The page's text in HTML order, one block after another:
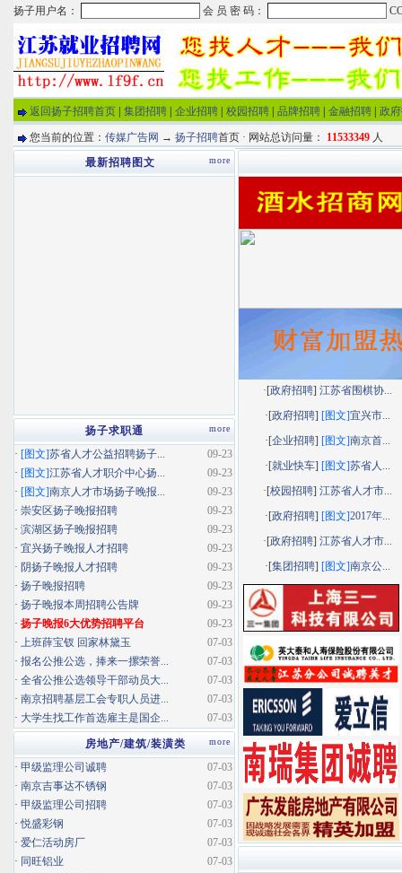
返回扬子招聘首页 集团招聘 企业招聘 校园招聘 品牌招聘 金融招聘 政
您当前的位置： 传媒广告网 → 扬子招聘首页 · 网站总访问量： 11533349 人
·[政府招聘]江苏省围棋协...
·[政府招聘] [图文]宜兴市...
·[企业招聘] [图文]南京首...
·[就业快车] [图文]苏省人...
·[校园招聘]江苏省人才市...
·[政府招聘] [图文]2017年...
·[政府招聘]江苏省人才市...
·[集团招聘] [图文]南京公...
more
最新招聘图文
more
扬子求职通
09-23
· [图文]苏省人才公益招聘扬子...
09-23
· [图文]江苏省人才职介中心扬...
09-23
· [图文]南京人才市场扬子晚报...
09-23
· 崇安区扬子晚报招聘
09-23
· 滨湖区扬子晚报招聘
09-23
· 宜兴扬子晚报人才招聘
09-23
· 阴扬子晚报人才招聘
09-23
· 扬子晚报招聘
09-23
· 扬子晚报本周招聘公告牌
09-23
· 扬子晚报6大优势招聘平台
07-03
· 上班薛宝钗 回家林黛玉
07-03
· 报名公推公选，捧来一摞荣誉...
07-03
· 全省公推公选领导干部动员大...
07-03
· 南京招聘基层工会专职人员进...
07-03
· 大学生找工作首选雇主是国企...
more
房地产/建筑/装潢类
07-03
· 甲级监理公司诚聘
07-03
· 南京吉事达不锈钢
07-03
· 甲级监理公司招聘
07-03
·悦盛彩钢
07-03
· 爱仁活动房厂
07-03
· 同旺铝业